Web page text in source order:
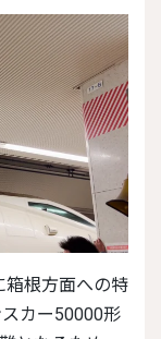
カー50000形